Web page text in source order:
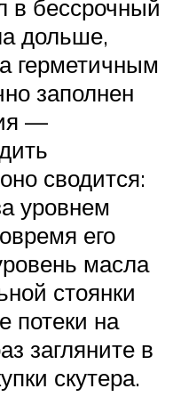
в бессрочный
дольше,
герметичным
заполнен
—
сводится:
уровнем
его
масла
стоянки
потеки на
загляните в
скутера.